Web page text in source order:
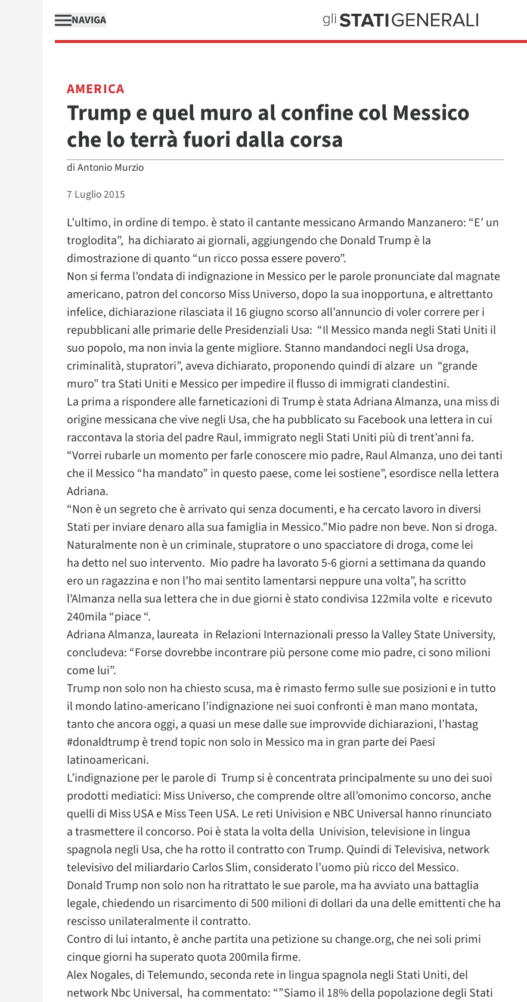
NAVIGA
AMERICA
Trump e quel muro al confine col Messico
che lo terrà fuori dalla corsa
di Antonio Murzio
7 Luglio 2015
L’ultimo, in ordine di tempo. è stato il cantante messicano Armando Manzanero: “E’ un
troglodita”, ha dichiarato ai giornali, aggiungendo che Donald Trump è la
dimostrazione di quanto “un ricco possa essere povero”.
Non si ferma l’ondata di indignazione in Messico per le parole pronunciate dal magnate
americano, patron del concorso Miss Universo, dopo la sua inopportuna, e altrettanto
infelice, dichiarazione rilasciata il 16 giugno scorso all’annuncio di voler correre per i
repubblicani alle primarie delle Presidenziali Usa: “Il Messico manda negli Stati Uniti il
suo popolo, ma non invia la gente migliore. Stanno mandandoci negli Usa droga,
criminalità, stupratori”, aveva dichiarato, proponendo quindi di alzare un “grande
muro” tra Stati Uniti e Messico per impedire il flusso di immigrati clandestini.
La prima a rispondere alle farneticazioni di Trump è stata Adriana Almanza, una miss di
origine messicana che vive negli Usa, che ha pubblicato su Facebook una lettera in cui
raccontava la storia del padre Raul, immigrato negli Stati Uniti più di trent’anni fa.
“Vorrei rubarle un momento per farle conoscere mio padre, Raul Almanza, uno dei tanti
che il Messico “ha mandato” in questo paese, come lei sostiene”, esordisce nella lettera
Adriana.
“Non è un segreto che è arrivato qui senza documenti, e ha cercato lavoro in diversi
Stati per inviare denaro alla sua famiglia in Messico.”Mio padre non beve. Non si droga.
Naturalmente non è un criminale, stupratore o uno spacciatore di droga, come lei
ha detto nel suo intervento. Mio padre ha lavorato 5-6 giorni a settimana da quando
ero un ragazzina e non l’ho mai sentito lamentarsi neppure una volta”, ha scritto
l’Almanza nella sua lettera che in due giorni è stato condivisa 122mila volte e ricevuto
240mila “piace “.
Adriana Almanza, laureata in Relazioni Internazionali presso la Valley State University,
concludeva: “Forse dovrebbe incontrare più persone come mio padre, ci sono milioni
come lui”.
Trump non solo non ha chiesto scusa, ma è rimasto fermo sulle sue posizioni e in tutto
il mondo latino-americano l’indignazione nei suoi confronti è man mano montata,
tanto che ancora oggi, a quasi un mese dalle sue improvvide dichiarazioni, l’hastag
#donaldtrump è trend topic non solo in Messico ma in gran parte dei Paesi
latinoamericani.
L’indignazione per le parole di Trump si è concentrata principalmente su uno dei suoi
prodotti mediatici: Miss Universo, che comprende oltre all’omonimo concorso, anche
quelli di Miss USA e Miss Teen USA. Le reti Univision e NBC Universal hanno rinunciato
a trasmettere il concorso. Poi è stata la volta della Univision, televisione in lingua
spagnola negli Usa, che ha rotto il contratto con Trump. Quindi di Televisiva, network
televisivo del miliardario Carlos Slim, considerato l’uomo più ricco del Messico.
Donald Trump non solo non ha ritrattato le sue parole, ma ha avviato una battaglia
legale, chiedendo un risarcimento di 500 milioni di dollari da una delle emittenti che ha
rescisso unilateralmente il contratto.
Contro di lui intanto, è anche partita una petizione su change.org, che nei soli primi
cinque giorni ha superato quota 200mila firme.
Alex Nogales, di Telemundo, seconda rete in lingua spagnola negli Stati Uniti, del
network Nbc Universal, ha commentato: “”Siamo il 18% della popolazione degli Stati